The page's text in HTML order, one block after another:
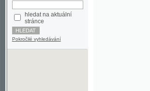
Pokročilé vyhledávání